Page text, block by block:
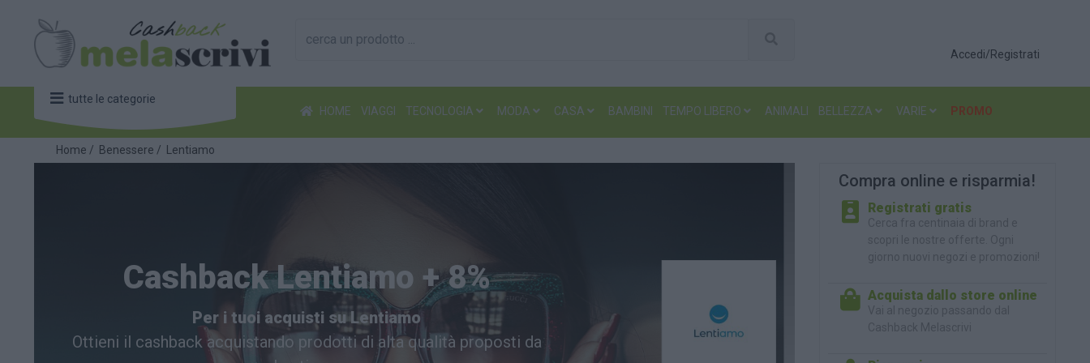
Accedi/Registrati
tutte le categorie
HOME
VIAGGI TECNOLOGIA MODA CASA BAMBINI TEMPO LIBERO ANIMALI BELLEZZA VARIE PROMO
Home / Benessere / Lentiamo
Cashback Lentiamo + 8%
Per i tuoi acquisti su Lentiamo
Ottieni il cashback acquistando prodotti di alta qualità proposti da
Compra online e risparmia!
Registrati gratis
Acquista dallo store online